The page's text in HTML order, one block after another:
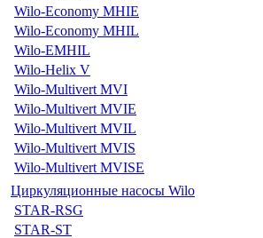
Wilo-Economy MHIE
Wilo-Economy MHIL
Wilo-EMHIL
Wilo-Helix V
Wilo-Multivert MVI
Wilo-Multivert MVIE
Wilo-Multivert MVIL
Wilo-Multivert MVIS
Wilo-Multivert MVISE
Циркуляционные насосы Wilo
STAR-RSG
STAR-ST